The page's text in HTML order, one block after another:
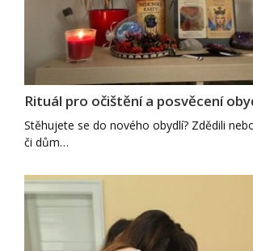
Rituál pro očištění a posvěcení
Stěhujete se do nového obydlí? Zdědili
či dům…